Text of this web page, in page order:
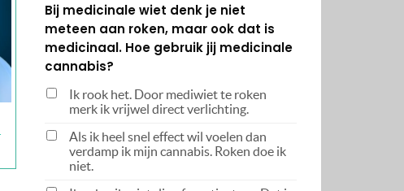
Bij medicinale wiet denk je niet
meteen aan roken, maar ook dat is
medicinaal. Hoe gebruik jij medicinale
cannabis?
Ik rook het. Door mediwiet te roken
merk ik vrijwel direct verlichting.
Als ik heel snel effect wil voelen dan
verdamp ik mijn cannabis. Roken doe ik
niet.